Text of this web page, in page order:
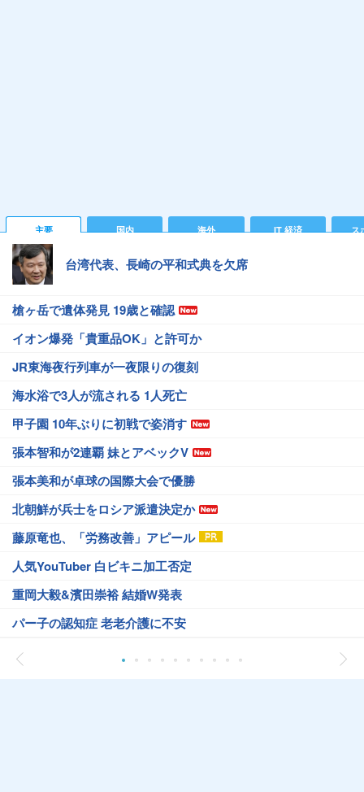
主要 国内 海外 IT 経済 ス
台湾代表、長崎の平和式典を欠席
槍ヶ岳で遺体発見 19歳と確認
イオン爆発「貴重品OK」と許可か
JR東海夜行列車が一夜限りの復刻
海水浴で3人が流される 1人死亡
甲子園 10年ぶりに初戦で姿消す
張本智和が2連覇 妹とアベックV
張本美和が卓球の国際大会で優勝
北朝鮮が兵士をロシア派遣決定か
藤原竜也、「労務改善」アピール
人気YouTuber 白ビキニ加工否定
重岡大毅&濱田崇裕 結婚W発表
パー子の認知症 老老介護に不安